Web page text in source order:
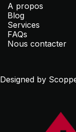
A propos
Blog
Services
FAQs
Nous contacter
Designed by